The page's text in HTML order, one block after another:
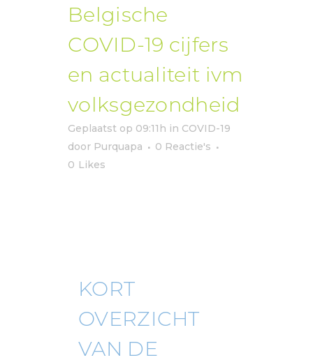
Belgische
COVID-19 cijfers
en actualiteit ivm
volksgezondheid
Geplaatst op 09:11h in COVID-19
door Purquapa
0 Reactie's
0 Likes
KORT
OVERZICHT
VAN DE